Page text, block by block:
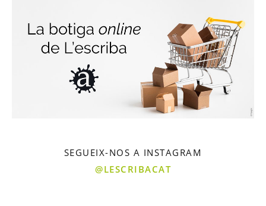
SEGUEIX-NOS A INSTAGRAM
@LESCRIBACAT